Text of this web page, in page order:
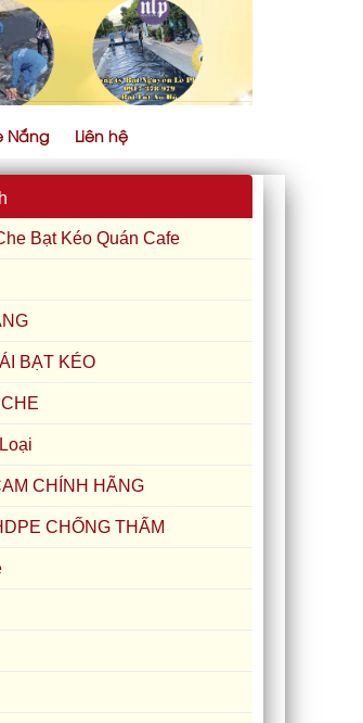
Nắng Liên hệ
Bạt Kéo Quán Cafe
BẠT KÉO
CHÍNH HÃNG
CHỐNG THẤM